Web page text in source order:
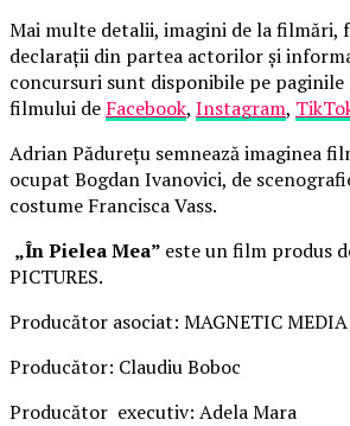
Mai multe detalii, imagini de la filmări,
declarații din partea actorilor și
concursuri sunt disponibile pe paginile
filmului de Facebook, Instagram,
Adrian Pădurețu semnează imaginea
ocupat Bogdan Ivanovici, de
costume Francisca Vass.
„În Pielea Mea” este un film produs
PICTURES.
Producător asociat: MAGNETIC MEDIA
Producător: Claudiu Boboc
Producător executiv: Adela Mara